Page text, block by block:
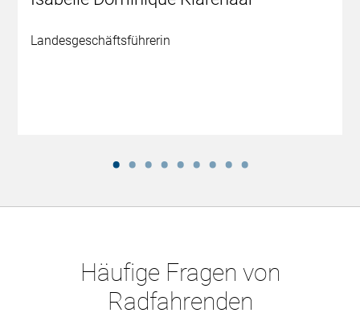
Landesgeschäftsführerin
Häufige Fragen von
Radfahrenden